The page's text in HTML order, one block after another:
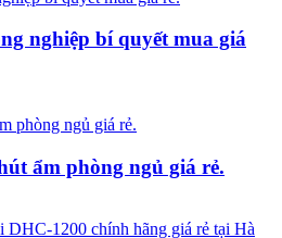
nghiệp bí quyết mua giá
ẩm phòng ngủ giá rẻ.